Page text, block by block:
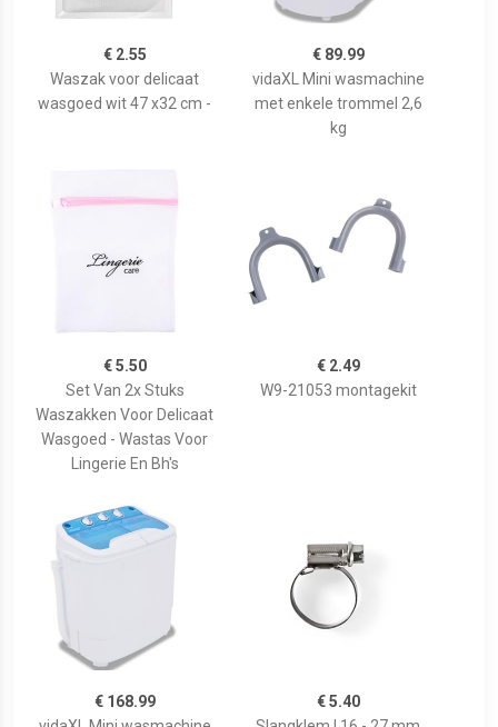
€ 2.55
Waszak voor delicaat
wasgoed wit 47 x32 cm -
€ 89.99
vidaXL Mini wasmachine
met enkele trommel 2,6
kg
€ 5.50
Set Van 2x Stuks
Waszakken Voor Delicaat
Wasgoed - Wastas Voor
Lingerie En Bh's
€ 2.49
W9-21053 montagekit
€ 168.99
€ 5.40